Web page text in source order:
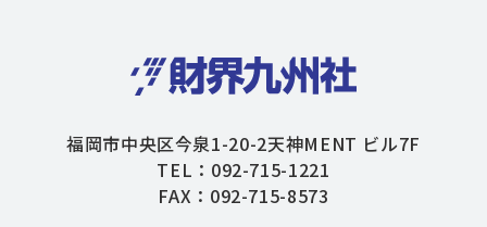
福岡市中央区今泉1-20-2天神MENT ビル7F
TEL：092-715-1221
FAX：092-715-8573